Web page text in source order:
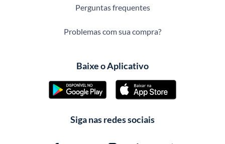
Perguntas frequentes
Problemas com sua compra?
Baixe o Aplicativo
Siga nas redes sociais